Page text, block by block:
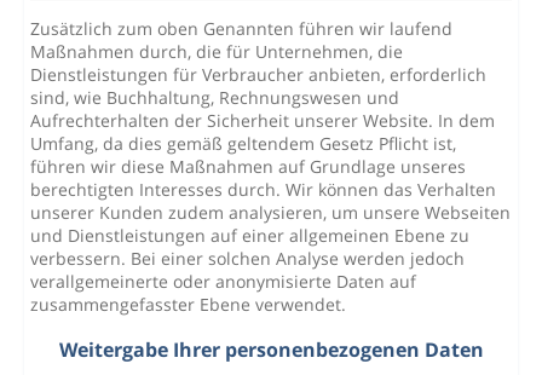
Zusätzlich zum oben Genannten führen wir laufend
Maßnahmen durch, die für Unternehmen, die
Dienstleistungen für Verbraucher anbieten, erforderlich
sind, wie Buchhaltung, Rechnungswesen und
Aufrechterhalten der Sicherheit unserer Website. In dem
Umfang, da dies gemäß geltendem Gesetz Pflicht ist,
führen wir diese Maßnahmen auf Grundlage unseres
berechtigten Interesses durch. Wir können das Verhalten
unserer Kunden zudem analysieren, um unsere Webseiten
und Dienstleistungen auf einer allgemeinen Ebene zu
verbessern. Bei einer solchen Analyse werden jedoch
verallgemeinerte oder anonymisierte Daten auf
zusammengefasster Ebene verwendet.
Weitergabe Ihrer personenbezogenen Daten